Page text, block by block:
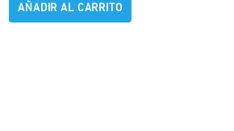
AÑADIR AL CARRITO